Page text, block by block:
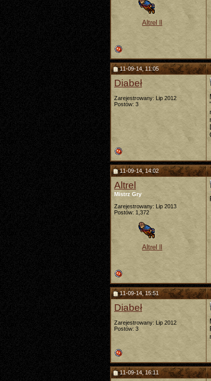
Altrel ll
11-09-14, 11:05
Diabeł
Zarejestrowany: Lip 2012
Postów: 3
11-09-14, 14:02
Altrel
Mistrz Gry
Zarejestrowany: Lip 2013
Postów: 1,372
Altrel ll
11-09-14, 15:51
Diabeł
Zarejestrowany: Lip 2012
Postów: 3
11-09-14, 16:11